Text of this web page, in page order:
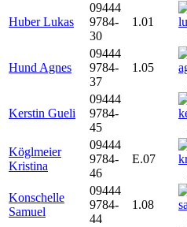
Huber Lukas
09444
9784-
30
1.01
Hund Agnes
09444
9784-
37
1.05
Kerstin Gueli
09444
9784-
45
Köglmeier
Kristina
09444
9784-
46
E.07
Konschelle
Samuel
09444
9784-
44
1.08